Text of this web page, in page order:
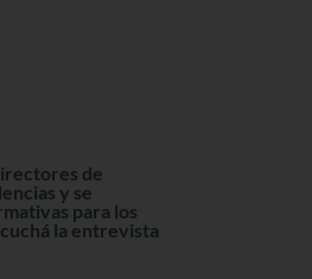
de
y se
para los
la entrevista